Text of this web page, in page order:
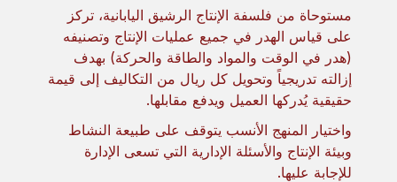
مستوحاة من فلسفة الإنتاج الرشيق اليابانية، تركز
على قياس الهدر في جميع عمليات الإنتاج وتصنيفه
(هدر في الوقت والمواد والطاقة والحركة) بهدف
إزالته تدريجياً وتحويل كل ريال من التكاليف إلى قيمة
حقيقية يُدركها العميل ويدفع مقابلها.
واختيار المنهج الأنسب يتوقف على طبيعة النشاط
وبيئة الإنتاج والأسئلة الإدارية التي تسعى الإدارة
للإجابة عليها.